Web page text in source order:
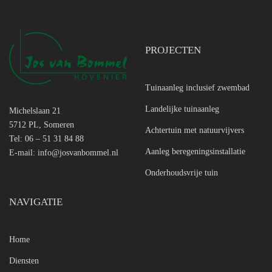
Michelslaan 21
5712 PL, Someren
Tel: 06 – 51 31 84 88
E-mail: info@josvanbommel.nl
PROJECTEN
Tuinaanleg inclusief zwembad
Landelijke tuinaanleg
Achtertuin met natuurvijvers
Aanleg beregeningsinstallatie
Onderhoudsvrije tuin
NAVIGATIE
Home
Diensten